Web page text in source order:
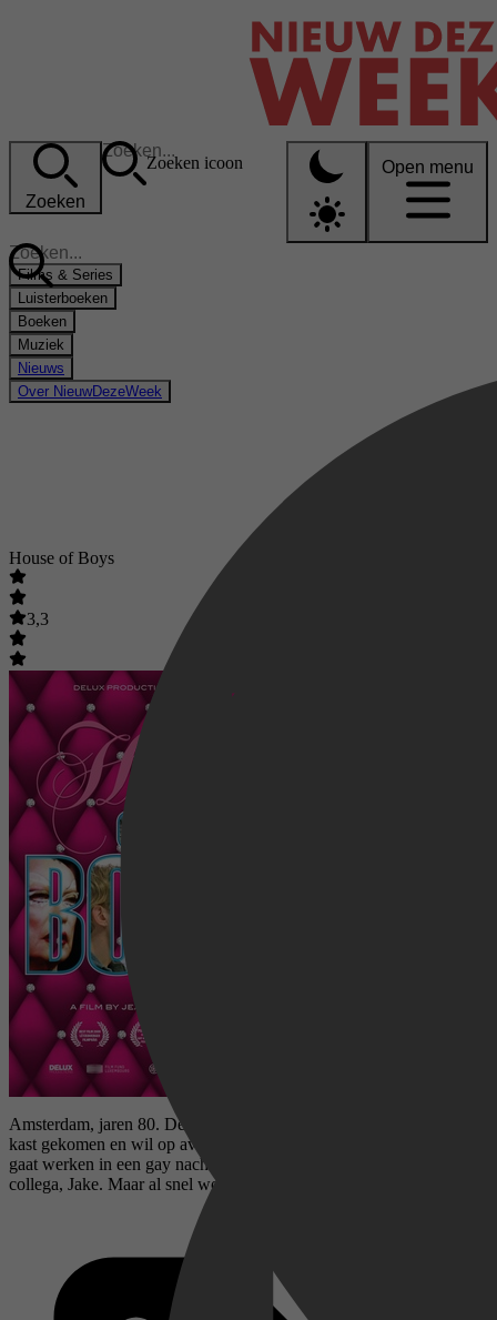
Zoeken
Zoeken icoon Open menu
Films & Series
Luisterboeken
Boeken
Muziek
Nieuws
Over NieuwDezeWeek
House of Boys
3,3
Amsterdam, jaren 80. De jonge Luxemburger Frank is net uit de
kast gekomen en wil op avontuur. Hij vertrekt naar Amsterdam en
gaat werken in een gay nachtclub. Daar wordt hij verliefd op een
collega, Jake. Maar al snel wordt Jake ziek. Hij heeft aids...